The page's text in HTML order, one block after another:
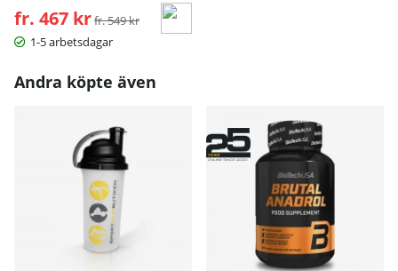
fr. 467 kr Ordinarie pris:
fr. 549 kr
1-5 arbetsdagar
Andra köpte även